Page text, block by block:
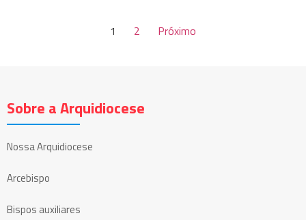
1 2 Próximo
Sobre a Arquidiocese
Nossa Arquidiocese
Arcebispo
Bispos auxiliares